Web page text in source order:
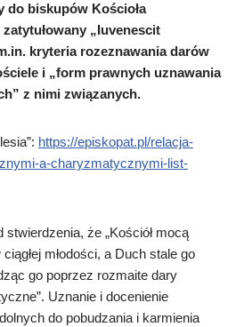
do biskupów Kościoła
„Iuvenescit
kryteria rozeznawania darów
i „form prawnych uznawania
z nimi związanych.
https://episkopat.pl/relacja-
a-charyzmatycznymi-list-
że „Kościół mocą
młodości, a Duch stale go
go poprzez rozmaite dary
Uznanie i docenienie
do pobudzania i karmienia